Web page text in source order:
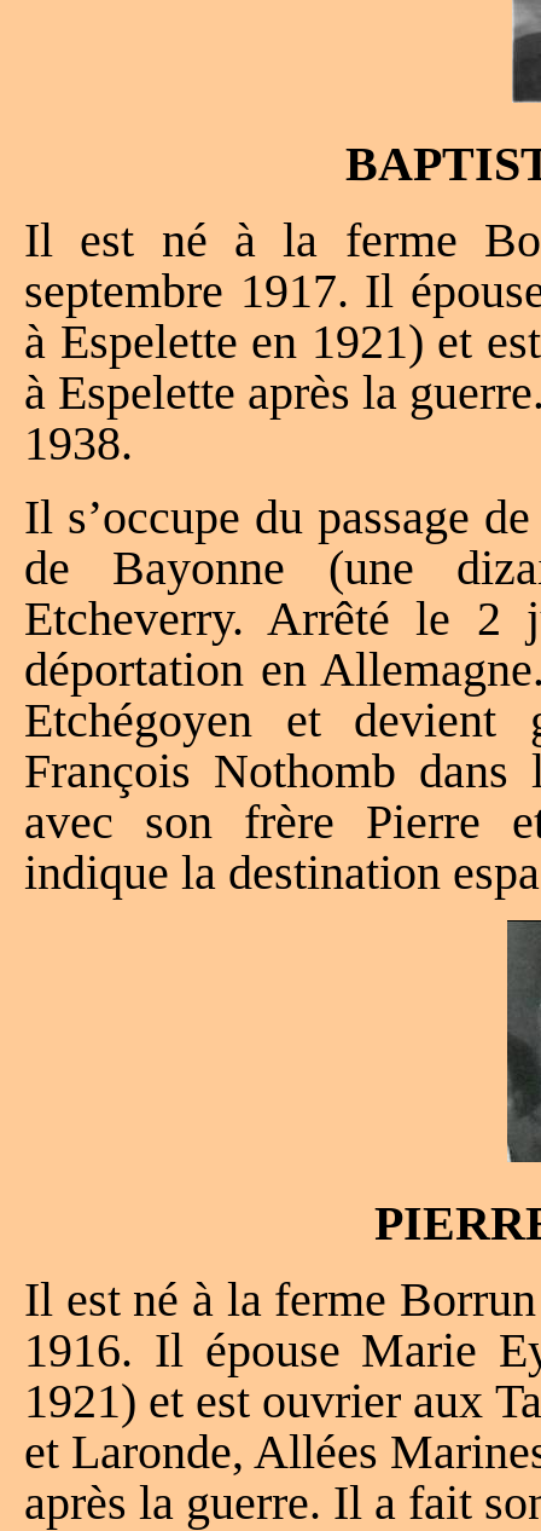
Il est né à la ferme
septembre 1917. Il
à Espelette en 1921) et
à Espelette après la
1938.
Il s’occupe du passage
de Bayonne (une
Etcheverry. Arrêté le 2
déportation en
Etchégoyen et devient
François Nothomb dans
avec son frère Pierre
indique la destination
Il est né à la ferme
1916. Il épouse Marie
1921) et est ouvrier aux
et Laronde, Allées
après la guerre. Il a fait